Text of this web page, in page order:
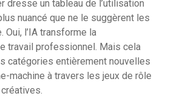
dresse un tableau de l’utilisation
nuancé que ne le suggèrent les
Oui, l’IA transforme la
travail professionnel. Mais cela
catégories entièrement nouvelles
machine à travers les jeux de rôle